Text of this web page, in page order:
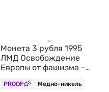
Монета 3 рубля 1995
ЛМД Освобождение
Европы от фашизма -
PROOF Медно-никель